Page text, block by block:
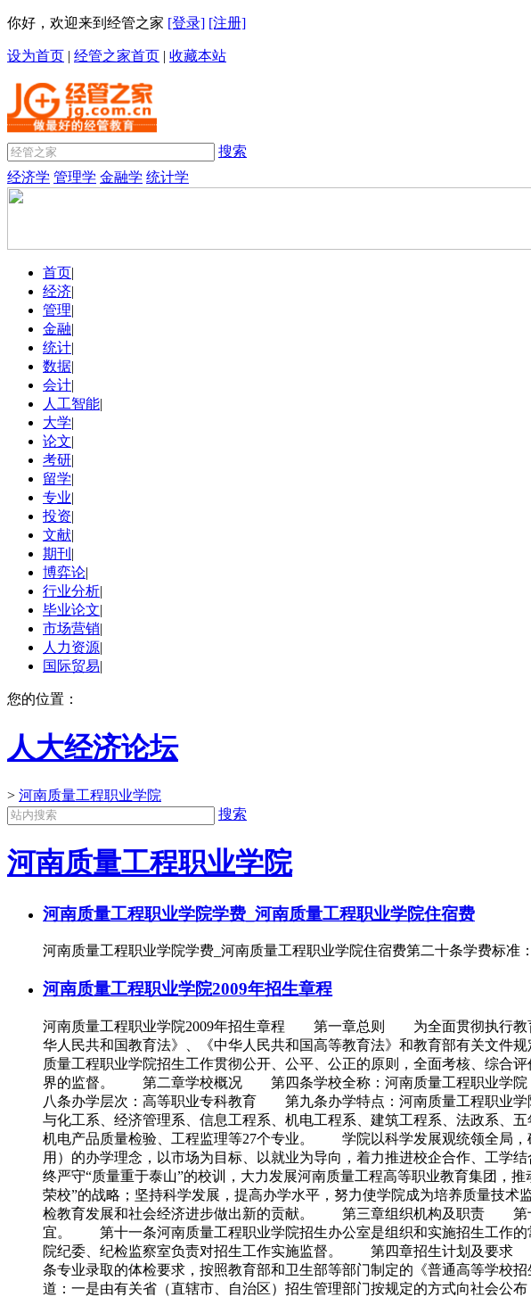
你好，欢迎来到经管之家 [登录] [注册]
设为首页 | 经管之家首页 | 收藏本站
搜索
经济学 管理学 金融学 统计学
首页|
经济|
管理|
金融|
统计|
数据|
会计|
人工智能|
大学|
论文|
考研|
留学|
专业|
投资|
文献|
期刊 |
博弈论|
行业分析|
毕业论文|
市场营销|
人力资源|
国际贸易|
您的位置：
人大经济论坛
> 河南质量工程职业学院
搜索
河南质量工程职业学院
河南质量工程职业学院学费_河南质量工程职业学院住宿费
河南质量工程职业学院学费_河南质量工程职业学院住宿费第二十条学费标准
河南质量工程职业学院2009年招生章程
河南质量工程职业学院2009年招生章程 第一章总则 为全面贯彻执行教育
华人民共和国教育法》、《中华人民共和国高等教育法》和教育部有关
质量工程职业学院招生工作贯彻公开、公平、公正的原则，全面考核、综
界的监督。 第二章学校概况 第四条学校全称：河南质量工程职业
八条办学层次：高等职业专科教育 第九条办学特点：河南质量工程职业学
与化工系、经济管理系、信息工程系、机电工程系、建筑工程系、法政系、
机电产品质量检验、工程监理等27个专业。 学院以科学发展观统领全局，
用）的办学理念，以市场为目标、以就业为导向，着力推进校企合作、工
终严守“质量重于泰山”的校训，大力发展河南质量工程高等职业教育集团，
荣校”的战略；坚持科学发展，提高办学水平，努力使学院成为培养质量技
检教育发展和社会经济进步做出新的贡献。 第三章组织机构及职责 第十
宜。 第十一条河南质量工程职业学院招生办公室是组织和实施招生工作
院纪委、纪检监察室负责对招生工作实施监督。 第四章招生计划及要
条专业录取的体检要求，按照教育部和卫生部等部门制定的《普通高等学
道：一是由有关省（直辖市、自治区）招生管理部门按规定的方式向社